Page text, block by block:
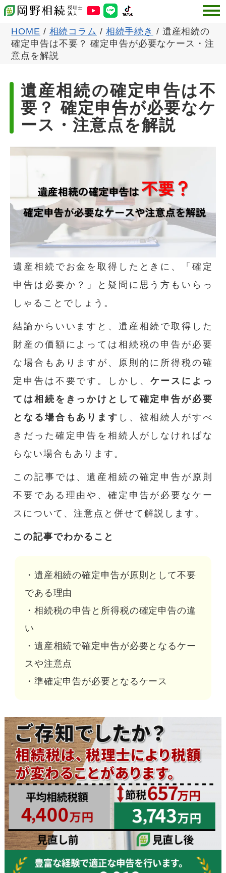
HOME / 相続コラム / 相続手続き / 遺産相続の
確定申告は不要？ 確定申告が必要なケース・注
意点を解説
遺産相続の確定申告は不
要？ 確定申告が必要なケ
ース・注意点を解説
遺産相続でお金を取得したときに、「確定
申告は必要か？」と疑問に思う方もいらっ
しゃることでしょう。
結論からいいますと、遺産相続で取得した
財産の価額によっては相続税の申告が必要
な場合もありますが、原則的に所得税の確
定申告は不要です。しかし、 ケースによっ
ては相続をきっかけとして確定申告が必要
となる場合もあります し、被相続人がすべ
きだった確定申告を相続人がしなければな
らない場合もあります。
この記事では、遺産相続の確定申告が原則
不要である理由や、確定申告が必要なケー
スについて、注意点と併せて解説します。
この記事でわかること
・遺産相続の確定申告が原則として不要
である理由
・相続税の申告と所得税の確定申告の違
い
・遺産相続で確定申告が必要となるケー
スや注意点
・準確定申告が必要となるケース